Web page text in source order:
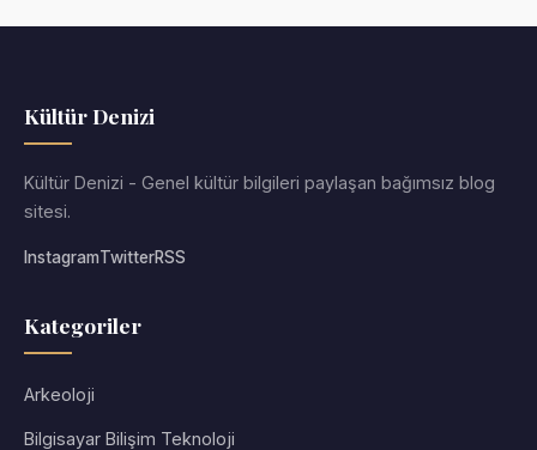
Kültür Denizi
Kültür Denizi - Genel kültür bilgileri paylaşan bağımsız blog
sitesi.
InstagramTwitterRSS
Kategoriler
Arkeoloji
Bilgisayar Bilişim Teknoloji